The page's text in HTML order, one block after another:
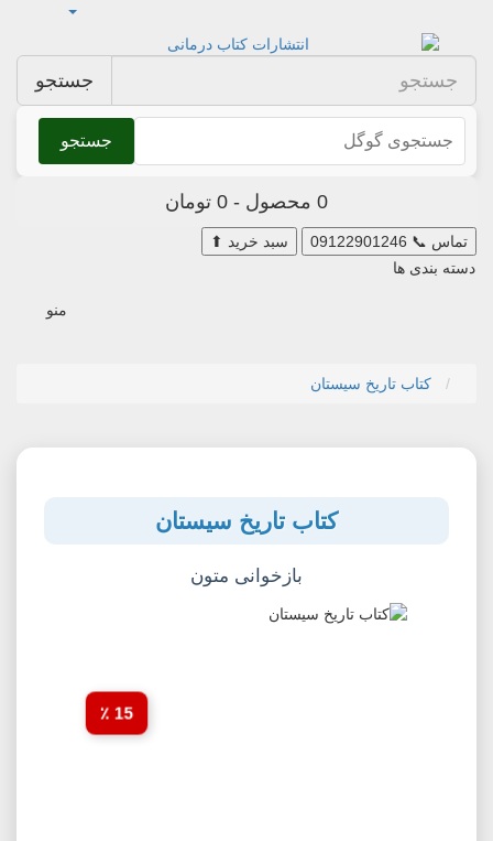
جستجو
جستجو
0 محصول - 0 تومان
تماس 📞
09122901246 سبد خرید ⬆
دسته بندی ها
منو
کتاب تاریخ سیستان
کتاب تاریخ سیستان
بازخوانی متون
15 ٪